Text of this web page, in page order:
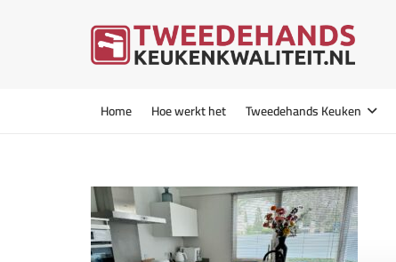
Home Hoe werkt het Tweedehands Keuken